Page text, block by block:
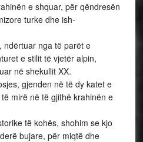
e shquar, për qëndresën
turke dhe ish-
ndërtuar nga të parët e
e stilit të vjetër alpin,
në shekullit XX.
gjenden në të dy katet e
mirë në të gjithë krahinën e
të kohës, shohim se kjo
bujare, për miqtë dhe